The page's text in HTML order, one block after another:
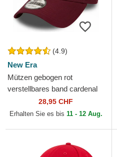
(4.9)
New Era
Mützen gebogen rot
verstellbares band cardenal
9FORTY Essential der New
York Yankees MLB von New
28,95 CHF
Erhalten Sie es bis 11 - 12 Aug.